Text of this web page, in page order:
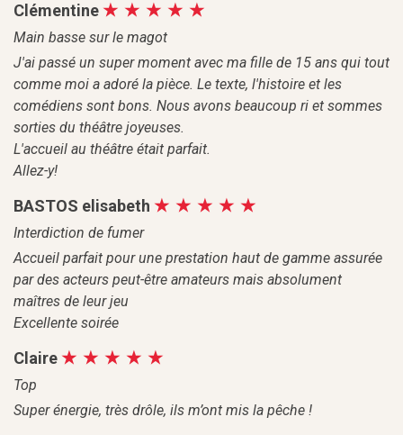
Clémentine
Main basse sur le magot
J'ai passé un super moment avec ma fille de 15 ans qui tout
comme moi a adoré la pièce. Le texte, l'histoire et les
comédiens sont bons. Nous avons beaucoup ri et sommes
sorties du théâtre joyeuses.
L'accueil au théâtre était parfait.
Allez-y!
BASTOS elisabeth
Interdiction de fumer
Accueil parfait pour une prestation haut de gamme assurée
par des acteurs peut-être amateurs mais absolument
maîtres de leur jeu
Excellente soirée
Claire
Top
Super énergie, très drôle, ils m’ont mis la pêche !